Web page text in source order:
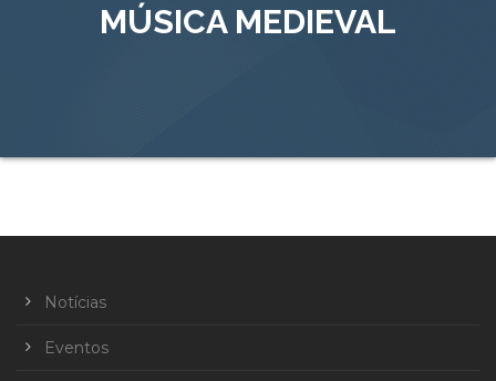
MÚSICA MEDIEVAL
Notícias
Eventos